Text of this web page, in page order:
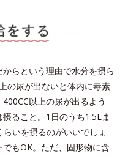
らという理由で水分を摂ら
の尿が出ないと体内に毒素
以上の尿が出るよう
ること。1日のうち1.5Lま
いを摂るのがいいでしょ
もOK。ただ、固形物に含